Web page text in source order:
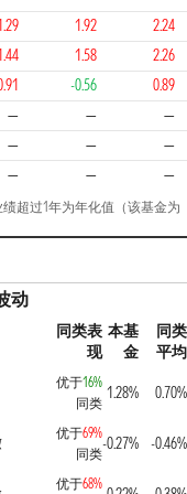
1.92
2.24
1.58
2.26
-0.56
0.89
— —
—
— —
—
— — —
绩超过1年为年化值（该基金为
动
同类表
现
本基
金
同类
平均
优于16%
同类
1.28% 0.70%
优于69%
同类
-0.27% -0.46%
优于68%